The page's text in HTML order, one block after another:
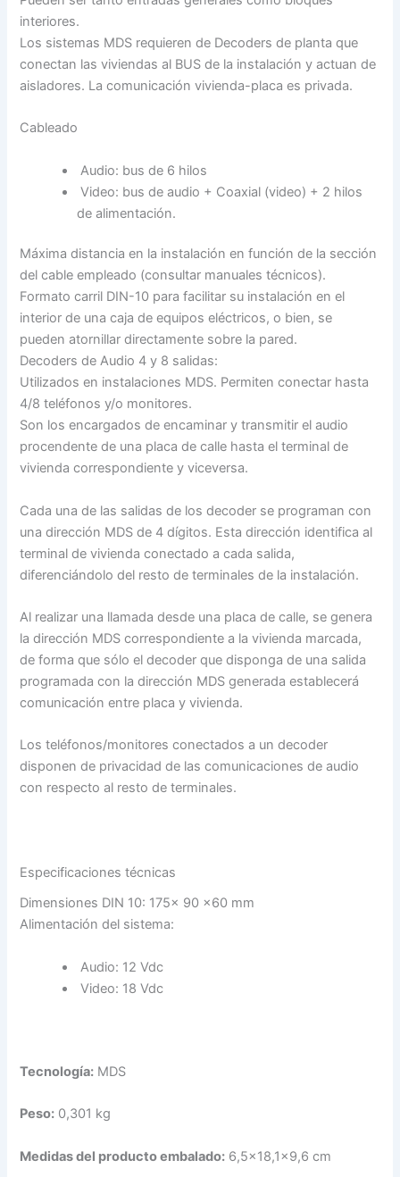
interiores.
Los sistemas MDS requieren de Decoders de planta que
conectan las viviendas al BUS de la instalación y actuan de
aisladores. La comunicación vivienda-placa es privada.
Cableado
Audio: bus de 6 hilos
Video: bus de audio + Coaxial (video) + 2 hilos
de alimentación.
Máxima distancia en la instalación en función de la sección
del cable empleado (consultar manuales técnicos).
Formato carril DIN-10 para facilitar su instalación en el
interior de una caja de equipos eléctricos, o bien, se
pueden atornillar directamente sobre la pared.
Decoders de Audio 4 y 8 salidas:
Utilizados en instalaciones MDS. Permiten conectar hasta
4/8 teléfonos y/o monitores.
Son los encargados de encaminar y transmitir el audio
procendente de una placa de calle hasta el terminal de
vivienda correspondiente y viceversa.
Cada una de las salidas de los decoder se programan con
una dirección MDS de 4 dígitos. Esta dirección identifica al
terminal de vivienda conectado a cada salida,
diferenciándolo del resto de terminales de la instalación.
Al realizar una llamada desde una placa de calle, se genera
la dirección MDS correspondiente a la vivienda marcada,
de forma que sólo el decoder que disponga de una salida
programada con la dirección MDS generada establecerá
comunicación entre placa y vivienda.
Los teléfonos/monitores conectados a un decoder
disponen de privacidad de las comunicaciones de audio
con respecto al resto de terminales.
Especificaciones técnicas
Dimensiones DIN 10: 175x 90 x60 mm
Alimentación del sistema:
Audio: 12 Vdc
Video: 18 Vdc
Tecnología: MDS
Peso: 0,301 kg
Medidas del producto embalado: 6,5×18,1×9,6 cm